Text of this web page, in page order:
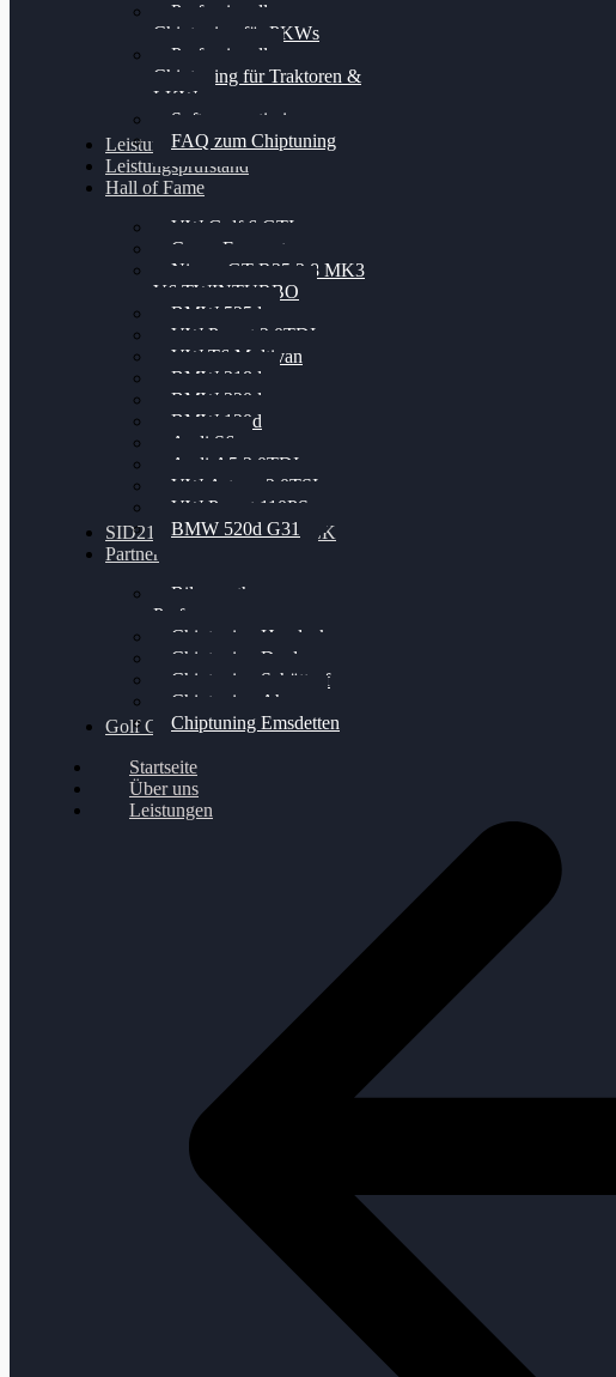
Professionelles
Chiptuning für PKWs
Professionelles
Chiptuning für Traktoren &
LKW
Softwareoptimierung
FAQ zum Chiptuning
Leistungsmessung
Leistungsprüfstand
Hall of Fame
VW Golf 6 GTI
Cupra Formentor
Nissan GT-R35 3.8 MK3
V6 TWINTURBO
BMW 525d
VW Passat 2.0TDI
VW T6 Multivan
BMW 318d
BMW 320d
BMW 120d
Audi S6
Audi A5 3.0TDI
VW Arteon 2.0TSI
VW Passat 110PS
BMW 520d G31
SID212 / 212EVO UNLOCK
Partner
Bilgenroth
Performance
Chiptuning Herzlacke
Chiptuning Duelmen
Chiptuning Schüttorf
Chiptuning Ahaus
Chiptuning Emsdetten
Golf Gewinnspiel
Startseite
Über uns
Leistungen